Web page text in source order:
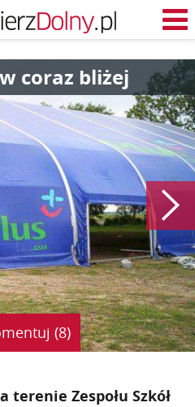
coraz bliżej
(8)
terenie Zespołu Szkół